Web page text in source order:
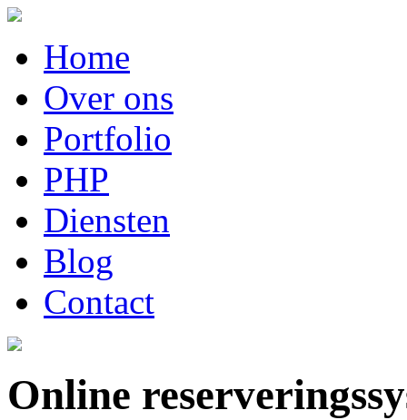
Home
Over ons
Portfolio
PHP
Diensten
Blog
Contact
Online